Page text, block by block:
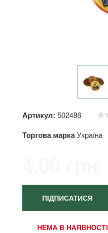
Артикул: 502486
Торгова маркаУкраїна
ПІДПИСАТИСЯ
НЕМА В НАЯВНОСТІ